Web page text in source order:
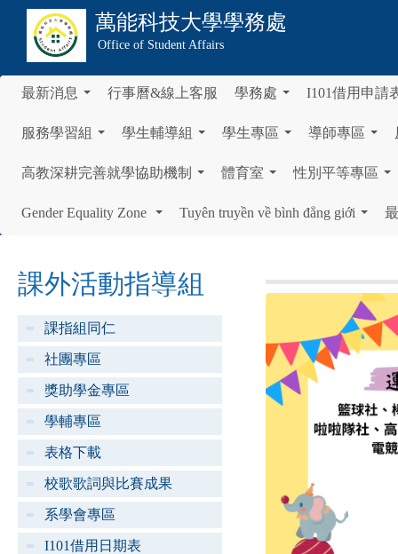
萬能科技大學學務處
Office of Student Affairs
最新消息 行事曆&線上客服 學務處 I101借用申請
服務學習組 學生輔導組 學生專區 導師專區
高教深耕完善就學協助機制 體育室 性別平等專區
Gender Equality Zone
Tuyên truyền về bình đẳng giới
課外活動指導組
課指組同仁
社團專區
獎助學金專區
學輔專區
表格下載
校歌歌詞與比賽成果
系學會專區
I101借用日期表